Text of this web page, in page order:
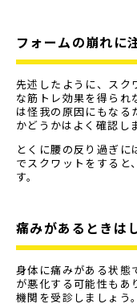
フォームの崩れに
先述したように、スク
な筋トレ効果を得られ
は怪我の原因にもなる
かどうかはよく確認し
とくに腰の反り過ぎ
でスクワットをすると
す。
痛みがあるときは
身体に痛みがある状態
が悪化する可能性もあ
機関を受診しましょう。